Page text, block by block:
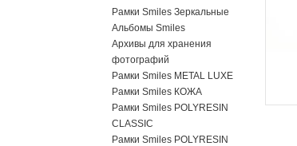
Рамки Smiles Зеркальные
Альбомы Smiles
Архивы для хранения
фотографий
Рамки Smiles METAL LUXE
Рамки Smiles КОЖА
Рамки Smiles POLYRESIN
CLASSIC
Рамки Smiles POLYRESIN